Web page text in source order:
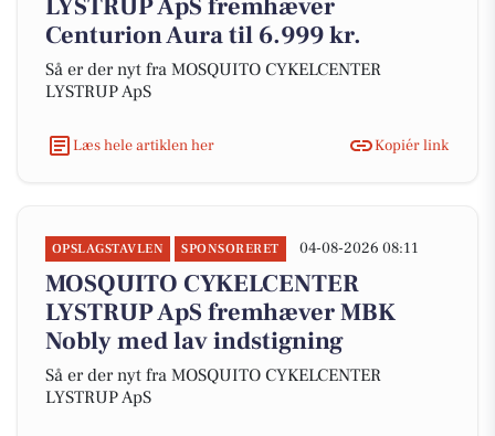
LYSTRUP ApS fremhæver
Centurion Aura til 6.999 kr.
Så er der nyt fra MOSQUITO CYKELCENTER
LYSTRUP ApS
Læs hele artiklen her Kopiér link
OPSLAGSTAVLEN SPONSORERET 04-08-2026 08:11
MOSQUITO CYKELCENTER
LYSTRUP ApS fremhæver MBK
Nobly med lav indstigning
Så er der nyt fra MOSQUITO CYKELCENTER
LYSTRUP ApS